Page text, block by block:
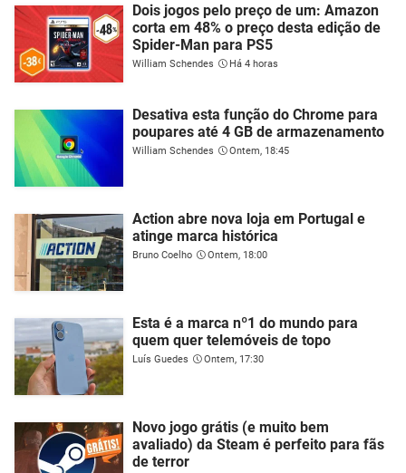
Dois jogos pelo preço de um: Amazon
corta em 48% o preço desta edição de
Spider-Man para PS5
William Schendes Há 4 horas
Desativa esta função do Chrome para
poupares até 4 GB de armazenamento
William Schendes Ontem, 18:45
Action abre nova loja em Portugal e
atinge marca histórica
Bruno Coelho Ontem, 18:00
Esta é a marca nº1 do mundo para
quem quer telemóveis de topo
Luís Guedes Ontem, 17:30
Novo jogo grátis (e muito bem
avaliado) da Steam é perfeito para fãs
de terror